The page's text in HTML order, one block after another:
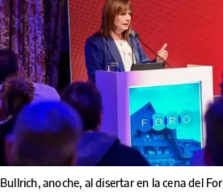
Bullrich, anoche, al disertar en la cena del